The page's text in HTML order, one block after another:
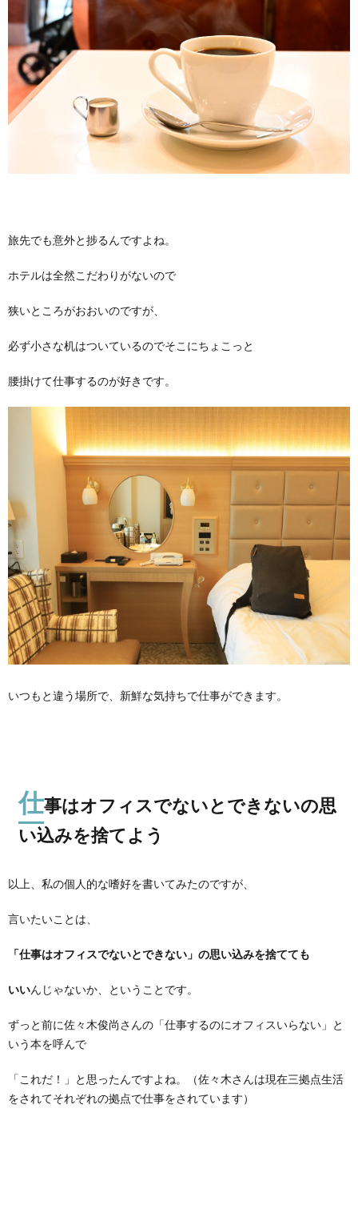
旅先でも意外と捗るんですよね。
ホテルは全然こだわりがないので
狭いところがおおいのですが、
必ず小さな机はついているのでそこにちょこっと
腰掛けて仕事するのが好きです。
いつもと違う場所で、新鮮な気持ちで仕事ができます。
仕事はオフィスでないとできないの思
い込みを捨てよう
以上、私の個人的な嗜好を書いてみたのですが、
言いたいことは、
「仕事はオフィスでないとできない」の思い込みを捨てても
いいんじゃないか、ということです。
ずっと前に佐々木俊尚さんの「仕事するのにオフィスいらない」と
いう本を呼んで
「これだ！」と思ったんですよね。（佐々木さんは現在三拠点生活
をされてそれぞれの拠点で仕事をされています）